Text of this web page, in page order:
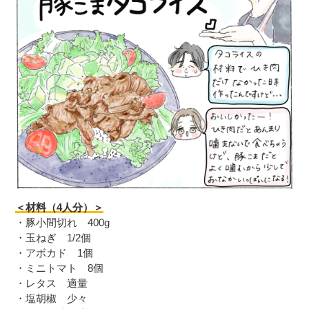
＜材料（4人分）＞
・豚小間切れ 400g
・玉ねぎ 1/2個
・アボカド 1個
・ミニトマト 8個
・レタス 適量
・塩胡椒 少々